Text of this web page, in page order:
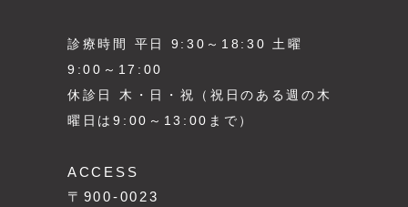
診療時間 平日 9:30～18:30 土曜
9:00～17:00
休診日 木・日・祝（祝日のある週の木
曜日は9:00～13:00まで）
ACCESS
〒900-0023